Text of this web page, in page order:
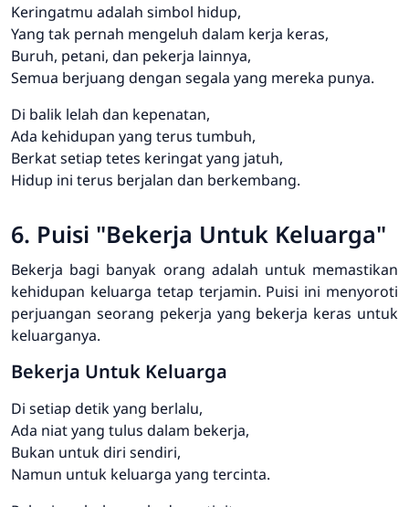
Keringatmu adalah simbol hidup,
Yang tak pernah mengeluh dalam kerja keras,
Buruh, petani, dan pekerja lainnya,
Semua berjuang dengan segala yang mereka punya.
Di balik lelah dan kepenatan,
Ada kehidupan yang terus tumbuh,
Berkat setiap tetes keringat yang jatuh,
Hidup ini terus berjalan dan berkembang.
6. Puisi "Bekerja Untuk Keluarga"
Bekerja bagi banyak orang adalah untuk memastikan
kehidupan keluarga tetap terjamin. Puisi ini menyoroti
perjuangan seorang pekerja yang bekerja keras untuk
keluarganya.
Bekerja Untuk Keluarga
Di setiap detik yang berlalu,
Ada niat yang tulus dalam bekerja,
Bukan untuk diri sendiri,
Namun untuk keluarga yang tercinta.